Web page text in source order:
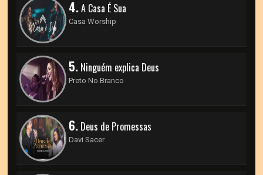
4.A Casa É Sua
Casa Worship
5. Ninguém explica Deus
Preto No Branco
6. Deus de Promessas
Davi Sacer